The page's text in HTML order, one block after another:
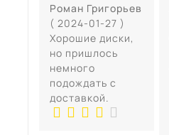
Роман Григорьев
( 2024-01-27 )
Хорошие диски,
но пришлось
немного
подождать с
доставкой.